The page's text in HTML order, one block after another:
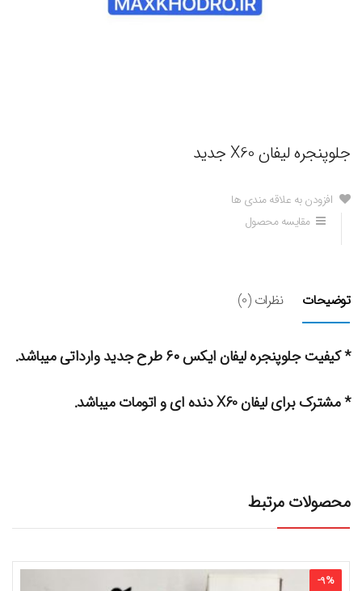
جلوپنجره لیفان X60 جدید
افزودن به علاقه مندی ها
مقایسه محصول
توضیحات نظرات (0)
* کیفیت جلوپنجره لیفان ایکس ۶۰ طرح جدید وارداتی میباشد.
* مشترک برای لیفان X60 دنده ای و اتومات میباشد.
محصولات مرتبط
-9%